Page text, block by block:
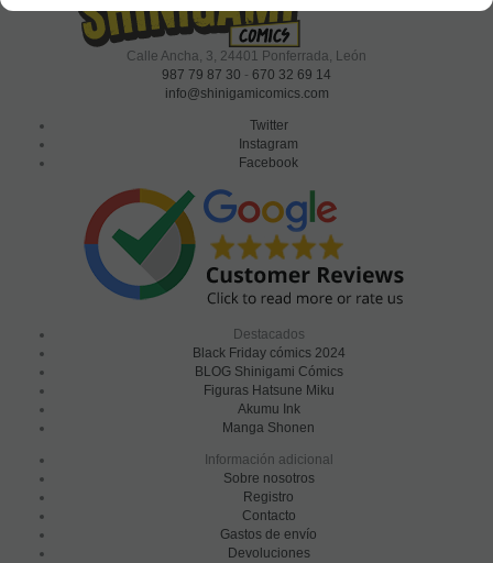
Calle Ancha, 3, 24401 Ponferrada, León
987 79 87 30 - 670 32 69 14
info@shinigamicomics.com
Twitter
Instagram
Facebook
Destacados
Black Friday cómics 2024
BLOG Shinigami Cómics
Figuras Hatsune Miku
Akumu Ink
Manga Shonen
Información adicional
Sobre nosotros
Registro
Contacto
Gastos de envío
Devoluciones